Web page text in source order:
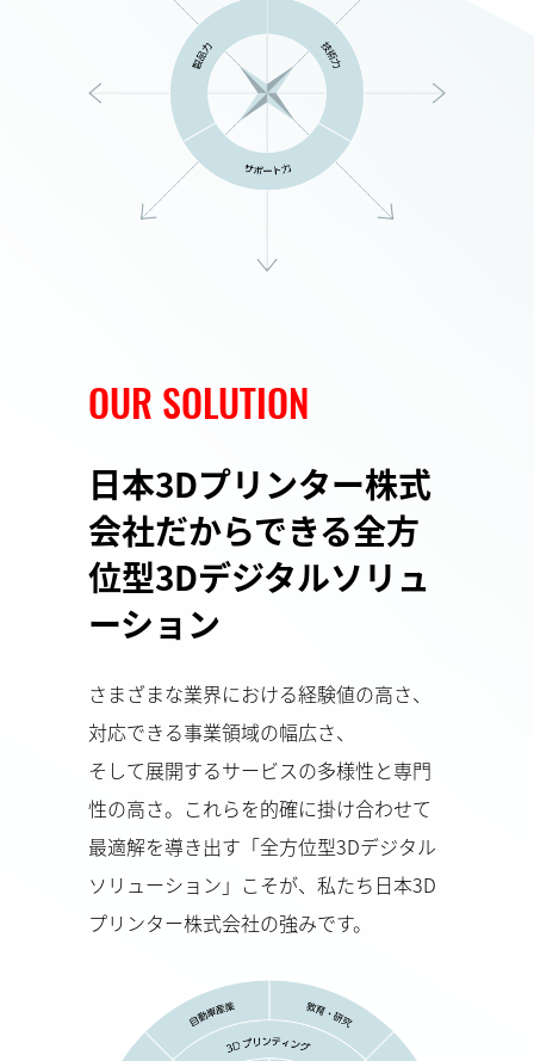
OUR SOLUTION
日本3Dプリンター株式
会社だからできる全方
位型3Dデジタルソリュ
ーション
さまざまな業界における経験値の高さ、
対応できる事業領域の幅広さ、
そして展開するサービスの多様性と専門
性の高さ。これらを的確に掛け合わせて
最適解を導き出す「全方位型3Dデジタル
ソリューション」こそが、私たち日本3D
プリンター株式会社の強みです。